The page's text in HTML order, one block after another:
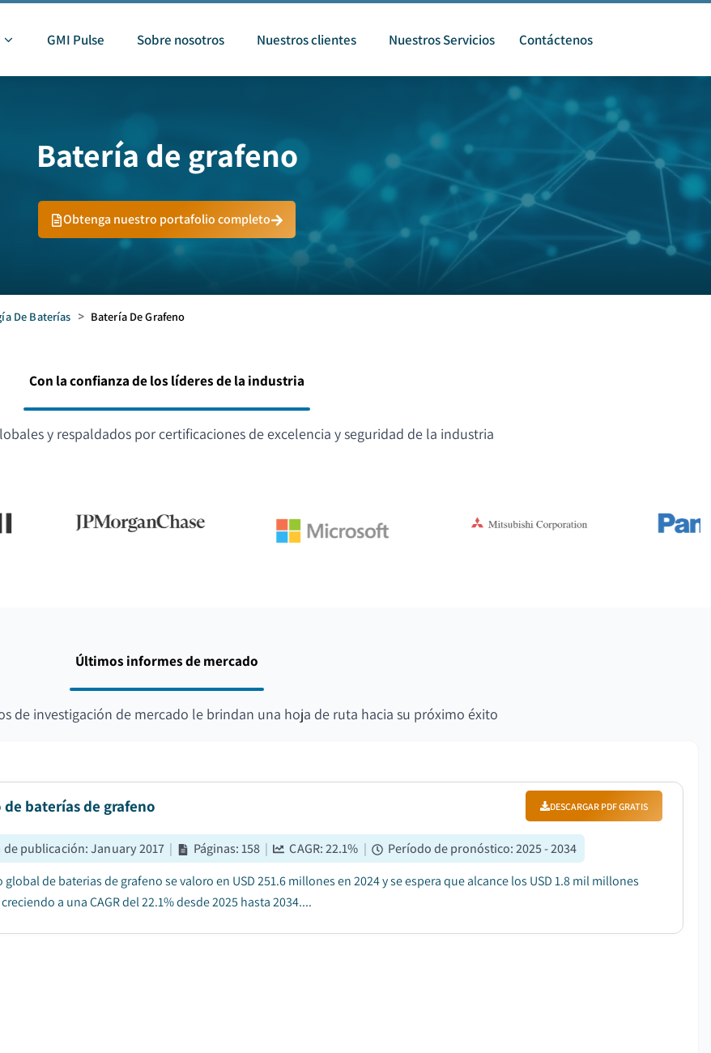
GMI Pulse Sobre nosotros Nuestros clientes Nuestros Servicios Contáctenos
Batería de grafeno
Obtenga nuestro portafolio completo
De Baterías > Batería De Grafeno
Con la confianza de los líderes de la industria
y respaldados por certificaciones de excelencia y seguridad de la industria
Últimos informes de mercado
de investigación de mercado le brindan una hoja de ruta hacia su próximo éxito
de baterías de grafeno DESCARGAR PDF GRATIS
de publicación:January 2017 | Páginas:158 | CAGR:22.1% | Período de pronóstico:2025 - 2034
global de baterias de grafeno se valoro en USD 251.6 millones en 2024 y se espera que alcance los USD 1.8 mil millones
a una CAGR del 22.1% desde 2025 hasta 2034....